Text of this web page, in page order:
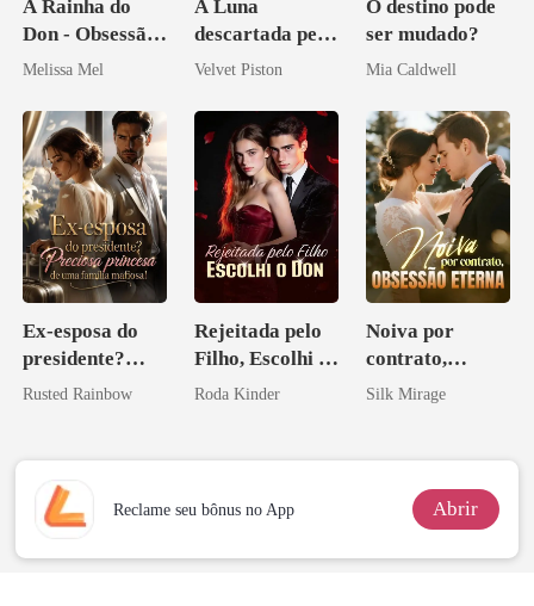
A Rainha do
Don - Obsessão,
Paixão e Sangue
Melissa Mel
A Luna
descartada pelo
Alfa
Velvet Piston
O destino pode
ser mudado?
Mia Caldwell
Ex-esposa do
presidente?
Preciosa
mafiosa!
Rusted Rainbow
Rejeitada pelo
Filho, Escolhi o
Don
Roda Kinder
Noiva por
contrato,
obsessão eterna
Silk Mirage
Reclame seu bônus no App Abrir